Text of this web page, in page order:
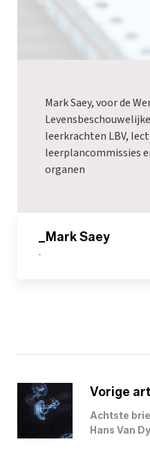
Mark Saey, voor de
leerkrachten LBV,
leerplancommissies
organen
_Mark Saey
-
Vorige
Achtste
Hans Van